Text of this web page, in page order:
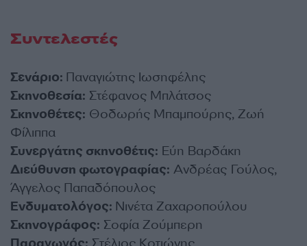
Συντελεστές
Σενάριο: Παναγιώτης Ιωσηφέλης
Σκηνοθεσία: Στέφανος Μπλάτσος
Σκηνοθέτες: Θοδωρής Μπαμπούρης, Ζωή
Φίλιππα
Συνεργάτης σκηνοθέτις: Εύη Βαρδάκη
Διεύθυνση φωτογραφίας: Ανδρέας Γούλος,
Άγγελος Παπαδόπουλος
Ενδυματολόγος: Νινέτα Ζαχαροπούλου
Σκηνογράφος: Σοφία Ζούμπερη